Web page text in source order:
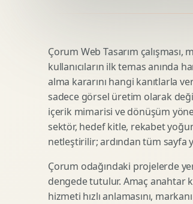
Kurumsal Logo Yenileme
Uluslararasi SEO
Urun
3D Reklam
Cgi
3D
3D Stand
Çorum Web Tasarım çalışması,
kullanıcıların ilk temas anında
alma kararını hangi kanıtlarla
sadece görsel üretim olarak
içerik mimarisi ve dönüşüm
sektör, hedef kitle, rekabet
netleştirilir; ardından tüm sayfa
Çorum odağındaki projelerde
dengede tutulur. Amaç anahtar
hizmeti hızlı anlamasını,